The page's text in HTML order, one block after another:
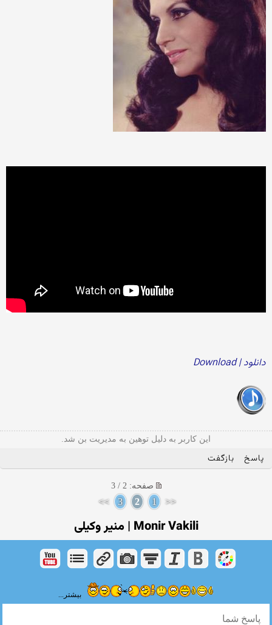
دانلود | Download
این کاربر به دلیل توهین به مدیریت بن شد.
پاسخ بازگفت
صفحه: 2 / 3
<<
1
2
3
>>
Monir Vakili | منیر وکیلی
بیشتر...